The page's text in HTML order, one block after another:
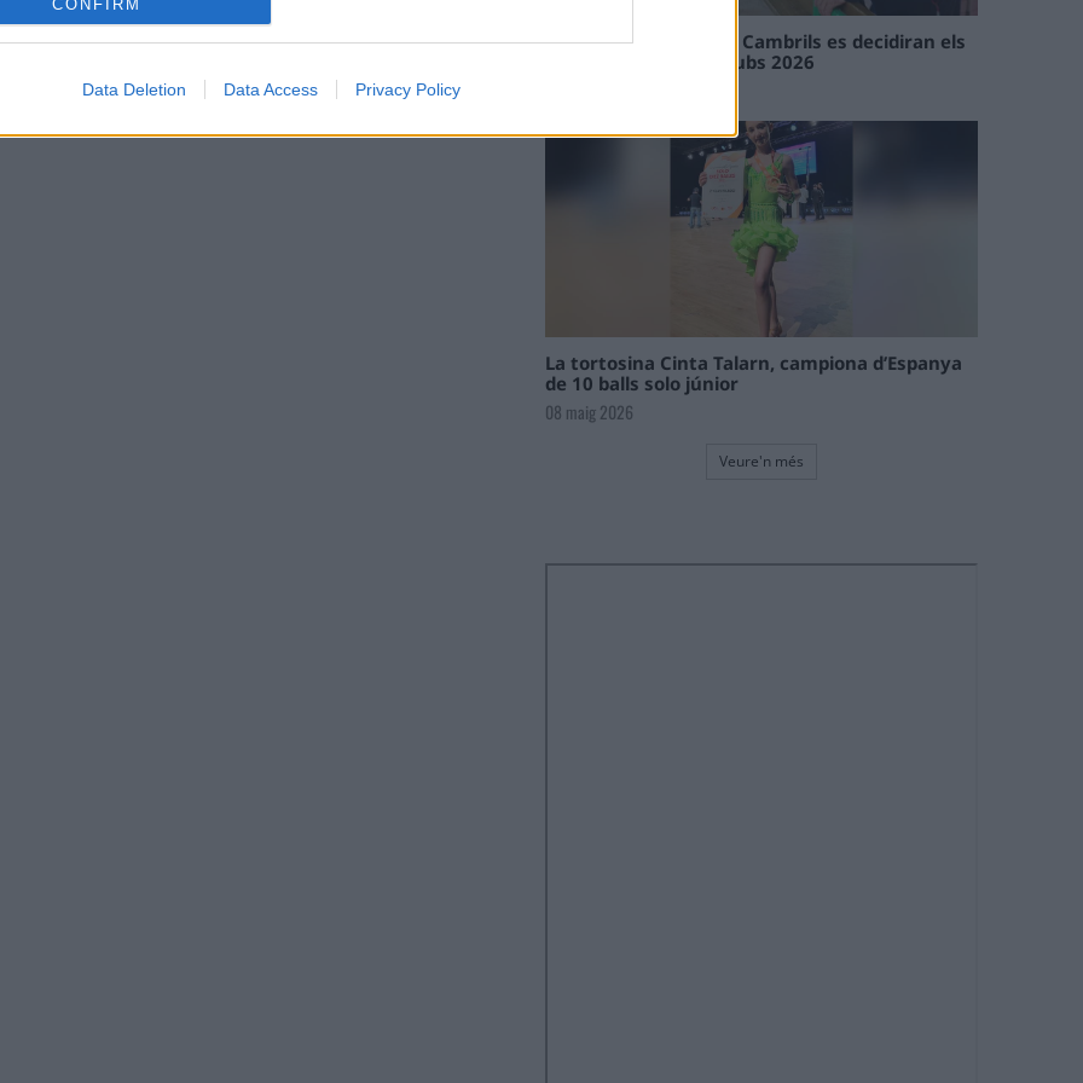
CONFIRM
Data Deletion Data Access Privacy Policy
En les tirades de Flix i Cambrils es decidiran els
campions de l’Interclubs 2026
La tortosina Cinta Talarn, campiona d’Espanya
de 10 balls solo júnior
08 maig 2026
Veure'n més